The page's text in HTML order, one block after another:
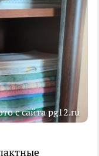
с сайта pg12.ru